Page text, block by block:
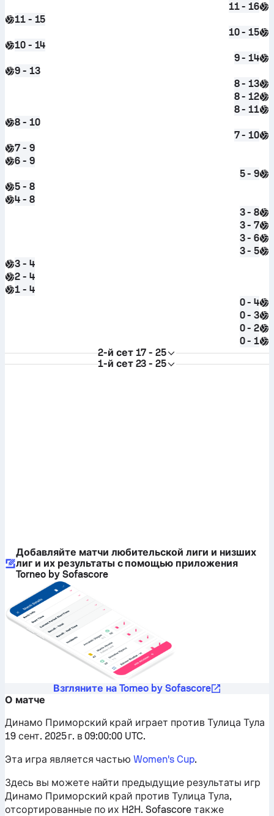
11 - 16
11 - 15
10 - 15
10 - 14
9 - 14
9 - 13
8 - 13
8 - 12
8 - 11
8 - 10
7 - 10
7 - 9
6 - 9
5 - 9
5 - 8
4 - 8
3 - 8
3 - 7
3 - 6
3 - 5
3 - 4
2 - 4
1 - 4
0 - 4
0 - 3
0 - 2
0 - 1
2-й сет 17 - 25
1-й сет 23 - 25
Добавляйте матчи любительской лиги и низших
лиг и их результаты с помощью приложения
Torneo by Sofascore
Взгляните на Torneo by Sofascore
О матче
Динамо Приморский край играет против Тулица Тула
19 сент. 2025 г. в 09:00:00 UTC.
Эта игра является частьюWomen's Cup.
Здесь вы можете найти предыдущие результаты игр
Динамо Приморский край против Тулица Тула,
отсортированные по их H2H. Sofascore также